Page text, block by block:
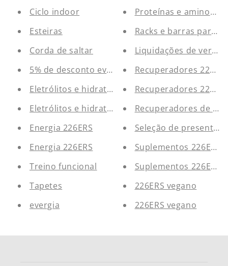
Ciclo indoor
Esteiras
Corda de saltar
5% de desconto evergy singular wod
Eletrólitos e hidratação 226ERS
Eletrólitos e hidratação 226ERS
Energia 226ERS
Energia 226ERS
Treino funcional
Tapetes
evergia
Proteínas e
Racks e barras para
Liquidações de verão
Recuperadores
Recuperadores
Recuperadores de
Seleção de presentes
Suplementos 226ERS
Suplementos 226ERS
226ERS vegano
226ERS vegano